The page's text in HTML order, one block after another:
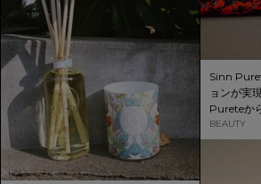
Sinn
ョンが実
Pureteか
限定で販
BEAUTY